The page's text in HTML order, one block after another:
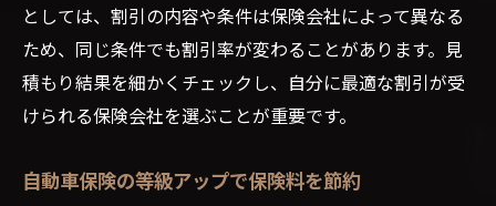
としては、割引の内容や条件は保険会社によって異なる
ため、同じ条件でも割引率が変わることがあります。見
積もり結果を細かくチェックし、自分に最適な割引が受
けられる保険会社を選ぶことが重要です。
自動車保険の等級アップで保険料を節約